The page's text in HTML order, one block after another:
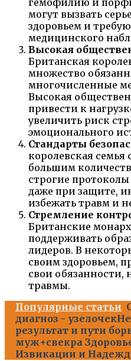
гемофилию и
могут вызвать
здоровьем и
медицинского
Высокая
Британская
множество
многочисленные
Высокая
привести к
увеличить риск
эмоционального
Стандарты
королевская семья
большим
строгие
даже при защите,
избежать травм и
Стремление
Британские
поддерживать
лидеров. В
своим здоровьем,
свои обязанности,
травмы.
Популярные статьи
диагноз -
результат и пути
муж+свекра
Извикации и